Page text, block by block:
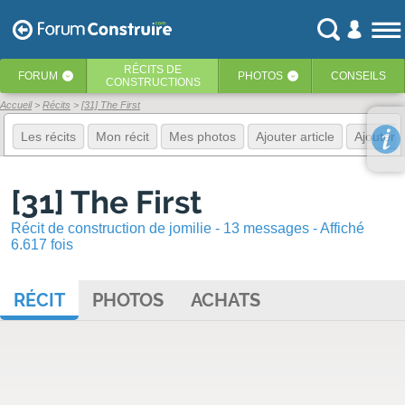
FORUM ‹ RÉCITS DE
CONSTRUCTIONS
PHOTOS ‹ CONSEILS
Accueil Récits [31] The First
Les récits Mon récit Mes photos Ajouter article Ajouter
[31] The First
Récit de construction de jomilie - 13 messages - Affiché
6.617 fois
RÉCIT PHOTOS ACHATS